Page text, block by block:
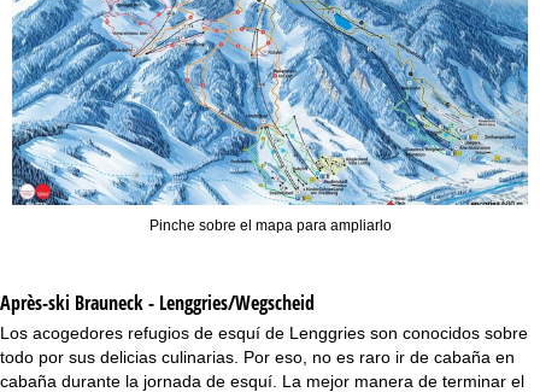
Pinche sobre el mapa para ampliarlo
Après-ski Brauneck - Lenggries/Wegscheid
Los acogedores refugios de esquí de Lenggries son conocidos sobre
todo por sus delicias culinarias. Por eso, no es raro ir de cabaña en
cabaña durante la jornada de esquí. La mejor manera de terminar el